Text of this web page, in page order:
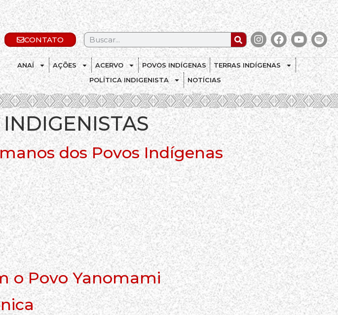
CONTATO
ANAÍ AÇÕES ACERVO POVOS INDÍGENAS
TERRAS INDÍGENAS
POLÍTICA INDIGENISTA
NOTÍCIAS
dos Povos Indígenas
o Povo Yanomami